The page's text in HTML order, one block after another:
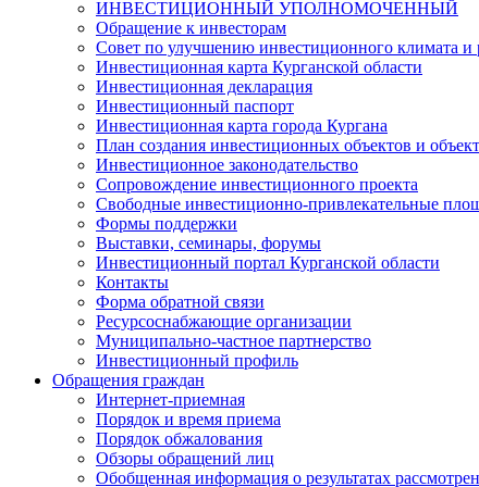
ИНВЕСТИЦИОННЫЙ УПОЛНОМОЧЕННЫЙ
Обращение к инвесторам
Совет по улучшению инвестиционного климата и
Инвестиционная карта Курганской области
Инвестиционная декларация
Инвестиционный паспорт
Инвестиционная карта города Кургана
План создания инвестиционных объектов и
Инвестиционное законодательство
Сопровождение инвестиционного проекта
Свободные инвестиционно-привлекательные
Формы поддержки
Выставки, семинары, форумы
Инвестиционный портал Курганской области
Контакты
Форма обратной связи
Ресурсоснабжающие организации
Муниципально-частное партнерство
Инвестиционный профиль
Обращения граждан
Интернет-приемная
Порядок и время приема
Порядок обжалования
Обзоры обращений лиц
Обобщенная информация о результатах